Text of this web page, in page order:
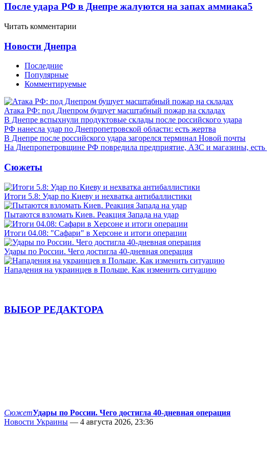
После удара РФ в Днепре жалуются на запах аммиака5
Читать комментарии
Новости Днепра
Последние
Популярные
Комментируемые
Атака РФ: под Днепром бушует масштабный пожар на складах
В Днепре вспыхнули продуктовые склады после российского удара
РФ нанесла удар по Днепропетровской области: есть жертва
В Днепре после российского удара загорелся терминал Новой почты
На Днепропетровщине РФ повредила предприятие, АЗС и магазины,
Сюжеты
Итоги 5.8: Удар по Киеву и нехватка антибаллистики
Пытаются взломать Киев. Реакция Запада на удар
Итоги 04.08: "Сафари" в Херсоне и итоги операции
Удары по России. Чего достигла 40-дневная операция
Нападения на украинцев в Польше. Как изменить ситуацию
ВЫБОР РЕДАКТОРА
СюжетУдары по России. Чего достигла 40-дневная операция
Новости Украины — 4 августа 2026, 23:36